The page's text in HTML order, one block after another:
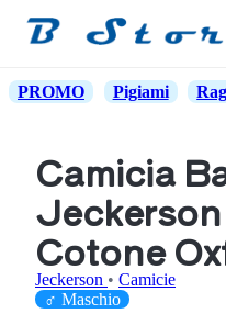
PROMO Pigiami
Camicia
Cotone
Jeckerson • Camicie
♂ Maschio